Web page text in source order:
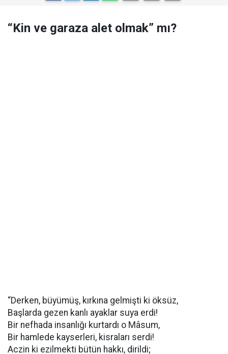
“Kin ve garaza alet olmak” mı?
“Derken, büyümüş, kırkına gelmişti ki öksüz,
Başlarda gezen kanlı ayaklar suya erdi!
Bir nefhada insanlığı kurtardı o Mâsum,
Bir hamlede kayserleri, kisraları serdi!
Aczin ki ezilmekti bütün hakkı, dirildi;